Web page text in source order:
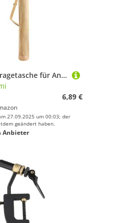
Bebykilemi Tragetasche für Angelruten aus Segeltuch, große Kapazität, faltbar, Aufbewahrungskoffer, tragbarer Angler-Ausrüstungs-Organizer mit elastischem Verschluss für Ruten, Rollen (Gelb, 1,4 m)
6,89 €
27.09.2025 um 00:03; der
geändert haben.
Anbieter